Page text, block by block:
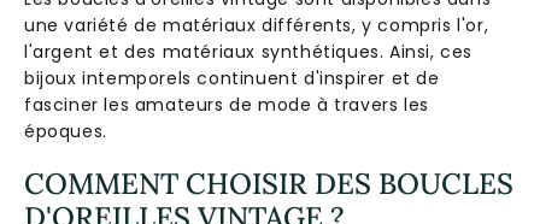
une variété de matériaux différents, y compris l'or,
l'argent et des matériaux synthétiques. Ainsi, ces
bijoux intemporels continuent d'inspirer et de
fasciner les amateurs de mode à travers les
époques.
COMMENT CHOISIR DES BOUCLES